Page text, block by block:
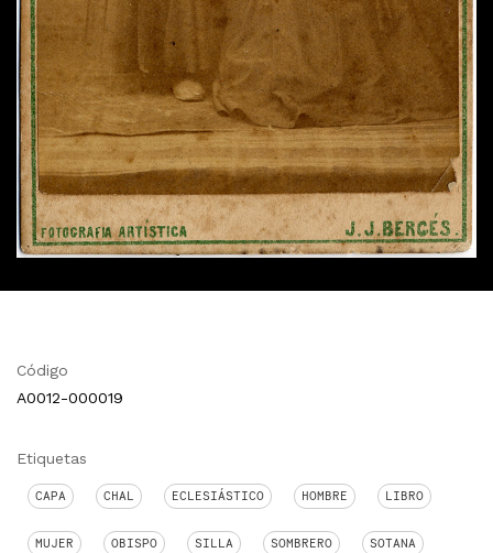
Código
A0012-000019
Etiquetas
CAPA CHAL ECLESIÁSTICO HOMBRE LIBRO
MUJER OBISPO SILLA SOMBRERO SOTANA